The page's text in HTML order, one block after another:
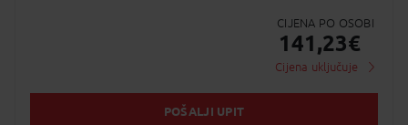
CIJENA PO OSOBI
141,23€
Cijena uključuje
POŠALJI UPIT